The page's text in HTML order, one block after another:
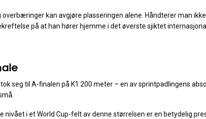
kan avgjøre plasseringen alene. Håndterer man
på at han hører hjemme i det øverste sjiktet
seg til A-finalen på K1 200 meter – en av sprintpadlingens
nivået i et World Cup-felt av denne størrelsen er en betydelig